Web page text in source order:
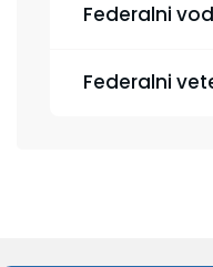
Federalni
Federalni